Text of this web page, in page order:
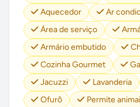
Aquecedor
Ar
Área de serviço
Armário embutido
Cozinha Gourmet
Jacuzzi
Lavanderia
Ofurô
Permite